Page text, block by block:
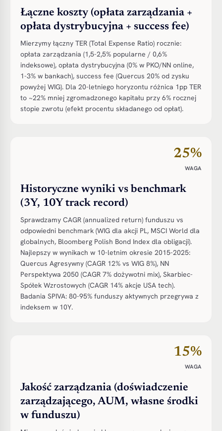
Łączne koszty (opłata zarządzania +
opłata dystrybucyjna + success fee)
Mierzymy łączny TER (Total Expense Ratio) rocznie:
opłata zarządzania (1,5-2,5% popularne / 0,6%
indeksowe), opłata dystrybucyjna (0% w PKO/NN online,
1-3% w bankach), success fee (Quercus 20% od zysku
powyżej WIG). Dla 20-letniego horyzontu różnica 1pp TER
to ~22% mniej zgromadzonego kapitału przy 6% rocznej
stopie zwrotu (efekt procentu składanego od opłat).
25%
WAGA
Historyczne wyniki vs benchmark
(3Y, 10Y track record)
Sprawdzamy CAGR (annualized return) funduszu vs
odpowiedni benchmark (WIG dla akcji PL, MSCI World dla
globalnych, Bloomberg Polish Bond Index dla obligacji).
Najlepszy w wynikach w 10-letnim okresie 2015-2025:
Quercus Agresywny (CAGR 12% vs WIG 8%), NN
Perspektywa 2050 (CAGR 7% dożywotni mix), Skarbiec-
Spółek Wzrostowych (CAGR 14% akcje USA tech).
Badania SPIVA: 80-95% funduszy aktywnych przegrywa z
indeksem w 10Y.
15%
WAGA
Jakość zarządzania (doświadczenie
zarządzającego, AUM, własne środki
w funduszu)